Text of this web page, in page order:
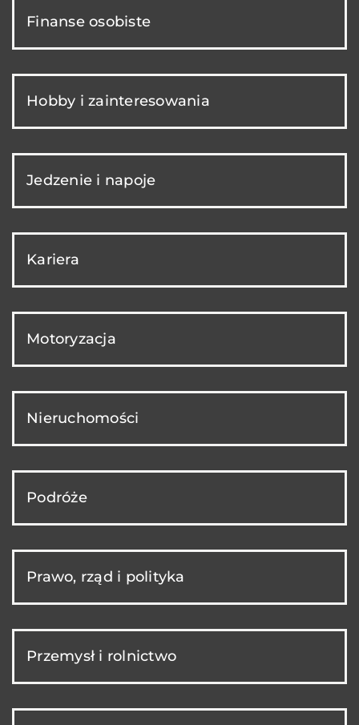
Finanse osobiste
Hobby i zainteresowania
Jedzenie i napoje
Kariera
Motoryzacja
Nieruchomości
Podróże
Prawo, rząd i polityka
Przemysł i rolnictwo